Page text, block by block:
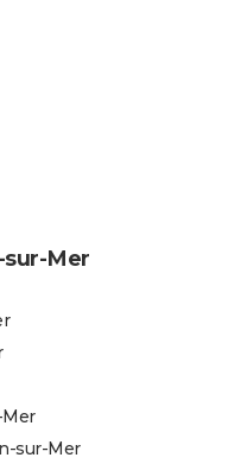
sur-Mer
sur-Mer